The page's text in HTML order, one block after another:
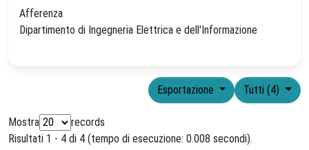
Afferenza
Dipartimento di Ingegneria Elettrica e dell'Informazione
Tutti (4)
Esportazione
Mostra
records
Risultati 1 - 4 di 4 (tempo di esecuzione: 0.008 secondi).